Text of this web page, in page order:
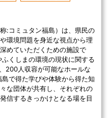
:コミュタン福島）は、県民の
環境問題を身近な視点から理
めていただくための施設で
くしまの環境の現状に関する
200人収容が可能なホールな
で得た学びや体験から得た知
な団体が共有し、それぞれの
信するきっかけとなる場を目